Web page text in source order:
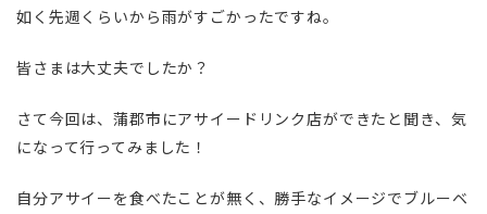
如く先週くらいから雨がすごかったですね。
皆さまは大丈夫でしたか？
さて今回は、蒲郡市にアサイードリンク店ができたと聞き、気
になって行ってみました！
自分アサイーを食べたことが無く、勝手なイメージでブルーベ